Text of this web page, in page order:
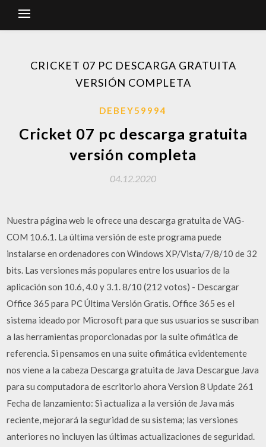
CRICKET 07 PC DESCARGA GRATUITA
VERSIÓN COMPLETA
DEBEY59994
Cricket 07 pc descarga gratuita
versión completa
04.12.2020
Nuestra página web le ofrece una descarga gratuita de VAG-
COM 10.6.1. La última versión de este programa puede
instalarse en ordenadores con Windows XP/Vista/7/8/10 de 32
bits. Las versiones más populares entre los usuarios de la
aplicación son 10.6, 4.0 y 3.1. 8/10 (212 votos) - Descargar
Office 365 para PC Última Versión Gratis. Office 365 es el
sistema ideado por Microsoft para que sus usuarios se suscriban
a las herramientas proporcionadas por la suite ofimática de
referencia. Si pensamos en una suite ofimática evidentemente
nos viene a la cabeza Descarga gratuita de Java Descargue Java
para su computadora de escritorio ahora Version 8 Update 261
Fecha de lanzamiento: Si actualiza a la versión de Java más
reciente, mejorará la seguridad de su sistema; las versiones
anteriores no incluyen las últimas actualizaciones de seguridad.